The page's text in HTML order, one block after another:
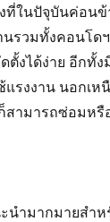
ที่ในปัจุบันค่อนข้
รวมทั้งคอนโดฯ
ตั้งได้ง่าย อีกทั้
แรงงาน นอกเ
ามารถซ่อมหรื
นำมากมายสำ